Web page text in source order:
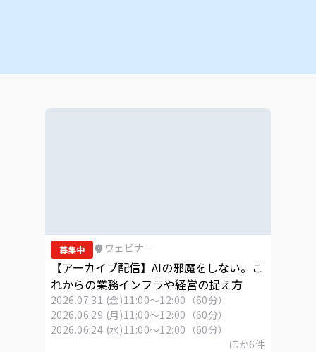
募集中 ウェビナー
【アーカイブ配信】AIの邪魔をしない。こ
れからの業務インフラや経営の捉え方
2026.07.31 (金)11:00～12:00（60分）
2026.06.29 (月)11:00～12:00（60分）
2026.06.24 (水)11:00～12:00（60分）
ほか6件